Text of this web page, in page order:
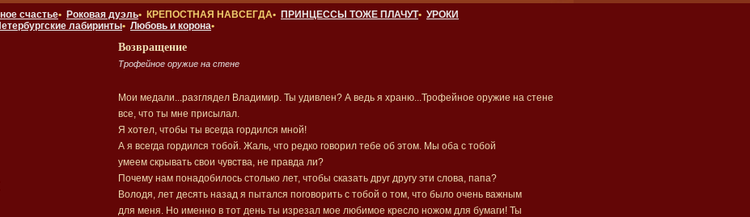
счастье• Роковая дуэль• КРЕПОСТНАЯ НАВСЕГДА• ПРИНЦЕССЫ ТОЖЕ ПЛАЧУТ• УРОКИ
лабиринты• Любовь и корона•
Возвращение
Трофейное оружие на стене
Мои медали...разглядел Владимир. Ты удивлен? А ведь я храню...Трофейное оружие на стене
все, что ты мне присылал.
Я хотел, чтобы ты всегда гордился мной!
А я всегда гордился тобой. Жаль, что редко говорил тебе об этом. Мы оба с тобой
умеем скрывать свои чувства, не правда ли?
Почему нам понадобилось столько лет, чтобы сказать друг другу эти слова, папа?
Володя, лет десять назад я пытался поговорить с тобой о том, что было очень важным
для меня. Но именно в тот день ты изрезал мое любимое кресло ножом для бумаги! Ты